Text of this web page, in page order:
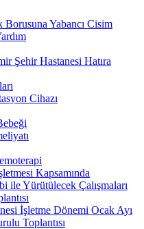
Yabancı Cisim
Şehir Hastanesi Hatıra
Cihazı
Kapsamında
ile Yürütülecek Çalışmaları
İşletme Dönemi Ocak Ayı
Toplantısı